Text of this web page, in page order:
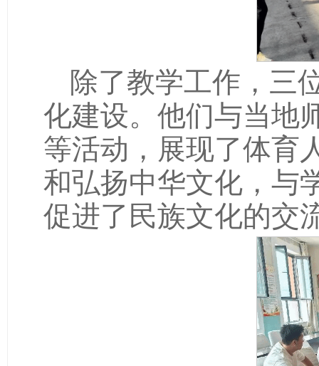
除了教学工作，三
化建设。他们与当地
等活动，展现了体育
和弘扬中华文化，与
促进了民族文化的交